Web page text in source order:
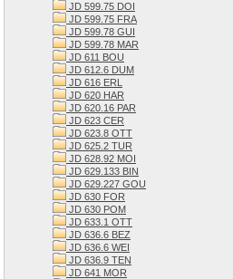
JD 599.75 DOI
JD 599.75 FRA
JD 599.78 GUI
JD 599.78 MAR
JD 611 BOU
JD 612.6 DUM
JD 616 ERL
JD 620 HAR
JD 620.16 PAR
JD 623 CER
JD 623.8 OTT
JD 625.2 TUR
JD 628.92 MOI
JD 629.133 BIN
JD 629.227 GOU
JD 630 FOR
JD 630 POM
JD 633.1 OTT
JD 636.6 BEZ
JD 636.6 WEI
JD 636.9 TEN
JD 641 MOR